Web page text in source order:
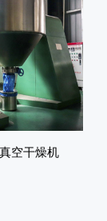
空干燥机